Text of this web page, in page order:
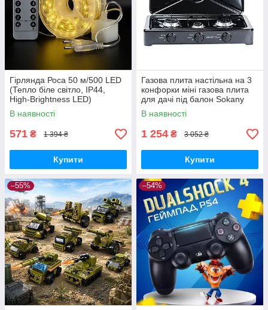
Гірлянда Роса 50 м/500 LED
(Тепло біле світло, IP44,
High-Brightness LED)
В наявності
571 ₴ 1 394 ₴
Купити
Газова плита настільна на 3
конфорки міні газова плита
для дачі під балон Sokany
В наявності
1 254 ₴ 3 052 ₴
Купити
–55% –54%